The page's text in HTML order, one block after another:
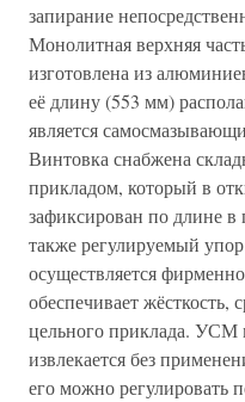
запирание
Монолитная верхняя
изготовлена из
её длину (553 мм)
является
Винтовка снабжена
прикладом, который в
зафиксирован по длине
также регулируемый
осуществляется
обеспечивает
цельного приклада. УСМ
извлекается без
его можно регулировать